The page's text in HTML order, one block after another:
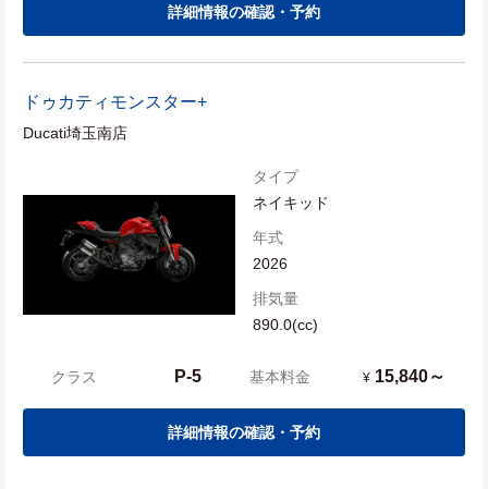
詳細情報の確認・予約
ドゥカティ モンスター+
Ducati埼玉南店
タイプ
ネイキッド
年式
2026
排気量
890.0(cc)
クラス P-5 基本料金 ¥ 15,840～
詳細情報の確認・予約